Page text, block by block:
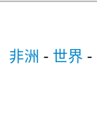
非洲 - 世界 -